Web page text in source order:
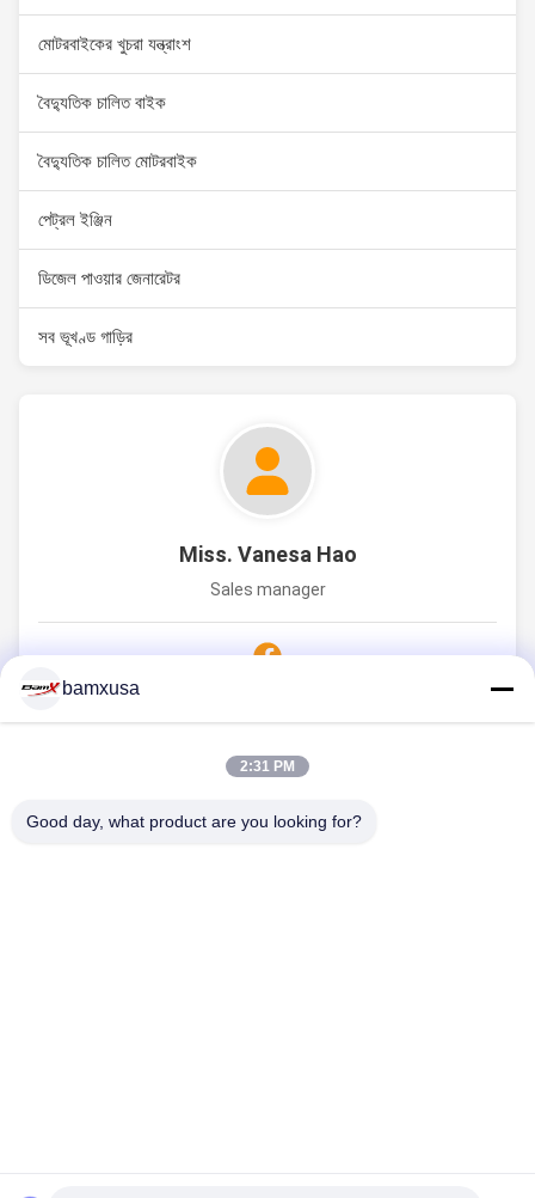
মোটরবাইকের খুচরা যন্ত্রাংশ
বৈদ্যুতিক চালিত বাইক
বৈদ্যুতিক চালিত মোটরবাইক
পেট্রল ইঞ্জিন
ডিজেল পাওয়ার জেনারেটর
সব ভূখণ্ড গাড়ির
Miss. Vanesa Hao
Sales manager
bamxusa
2:31 PM
Good day, what product are you looking for?